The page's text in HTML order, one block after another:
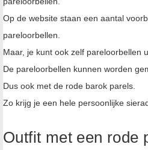
Op de website staan een aantal
pareloorbellen.
Maar, je kunt ook zelf pareloorbellen
De pareloorbellen kunnen worden
Dus ook met de rode barok parels.
Zo krijg je een hele persoonlijke
Outfit met een rode